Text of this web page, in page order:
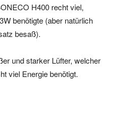
H400 recht viel,
benötigte (aber natürlich
besaß).
und starker Lüfter, welcher
viel Energie benötigt.